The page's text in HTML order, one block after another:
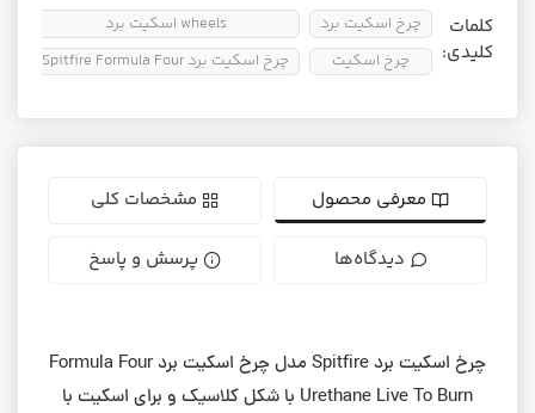
کلمات
کلیدی:
چرخ اسکیت برد
چرخ اسکیت
wheels اسکیت برد
چرخ اسکیت برد Spitfire Formula Four
معرفی محصول مشخصات کلی
دیدگاه‌ها پرسش و پاسخ
چرخ اسکیت برد Spitfire مدل چرخ اسکیت برد Formula Four
Urethane Live To Burn با شکل کلاسیک و برای اسکیت‌ با